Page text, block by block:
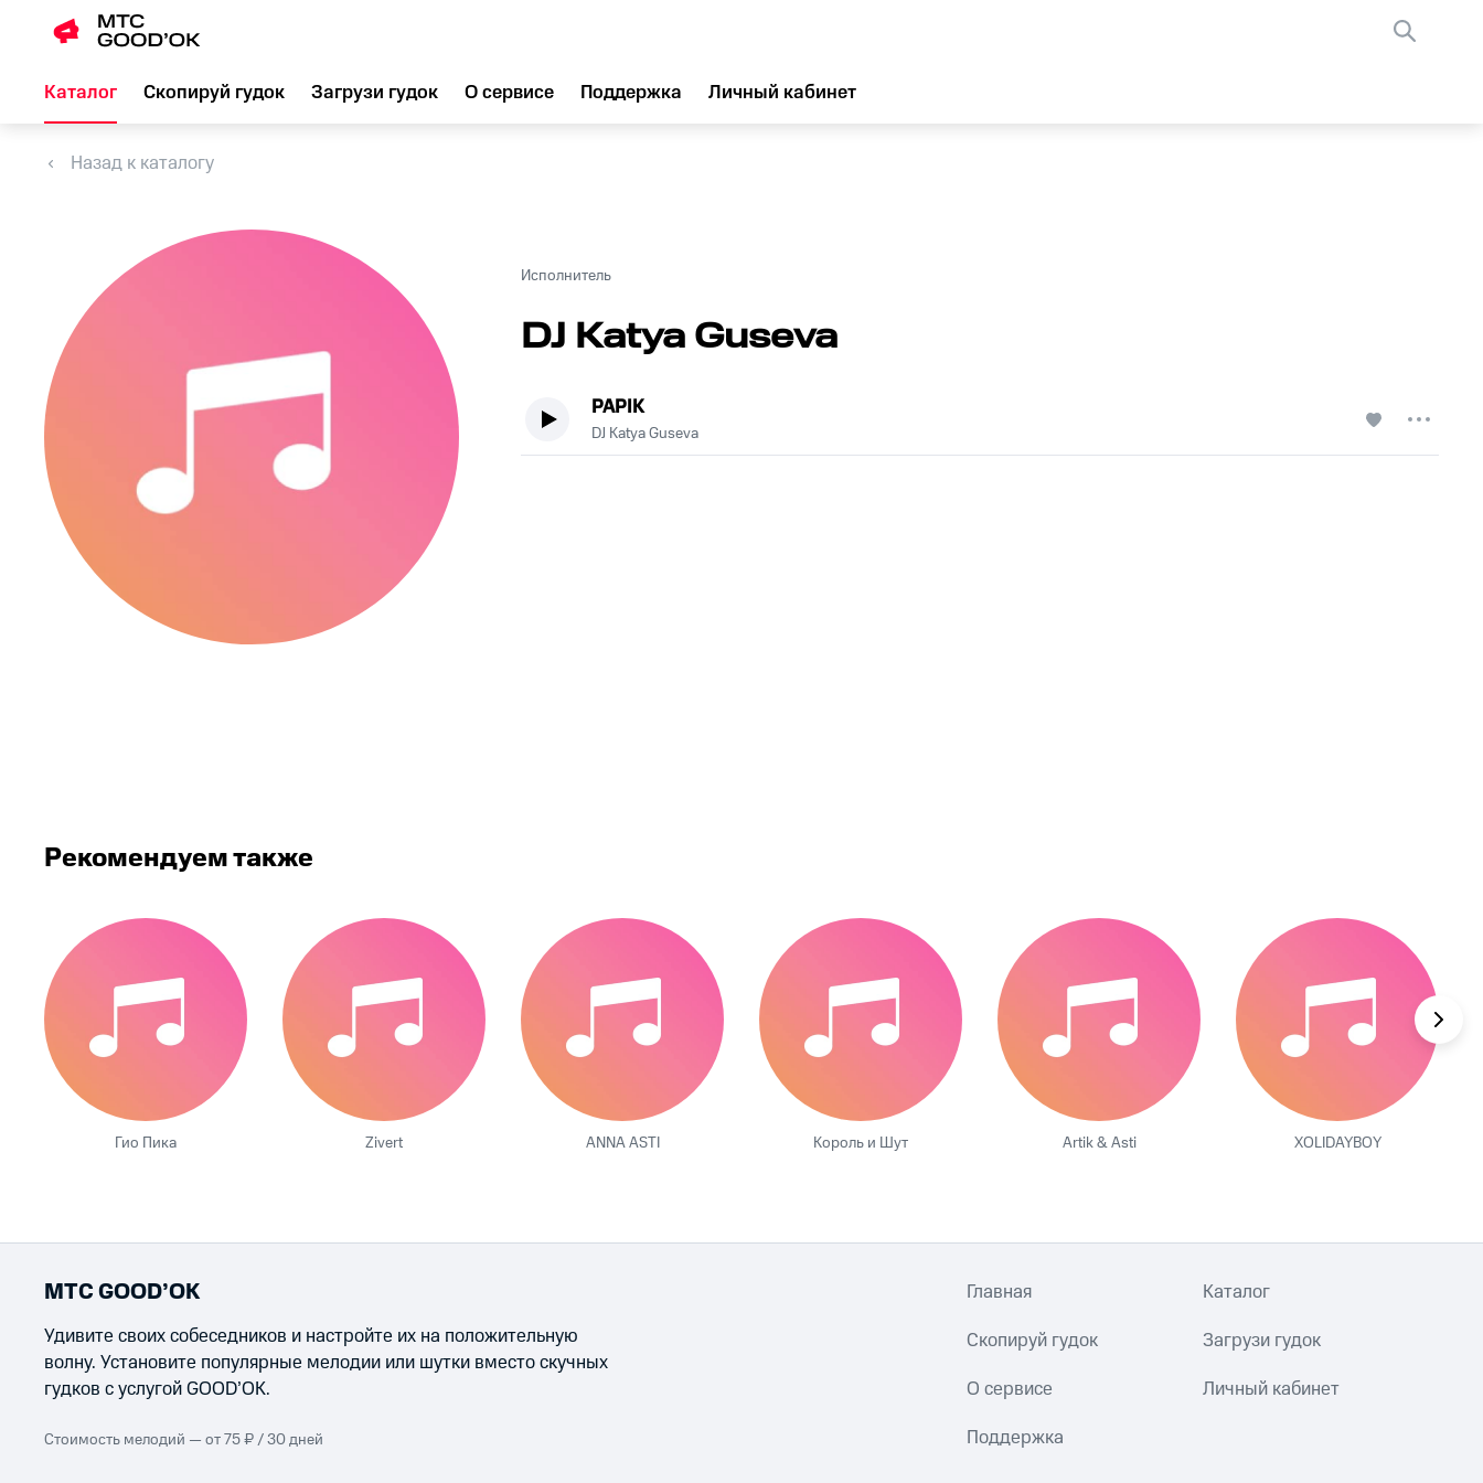
Каталог Скопируй гудок Загрузи гудок О сервисе Поддержка Личный кабинет
Назад к каталогу
Исполнитель
DJ Katya Guseva
PAPIK
DJ Katya Guseva
Рекомендуем также
Гио Пика Zivert ANNA ASTI Король и Шут Artik & Asti XOLIDAYBOY
МТС GOOD’OK
Удивите своих собеседников и настройте их на положительную
волну. Установите популярные мелодии или шутки вместо скучных
гудков с услугой GOOD’OK.
Стоимость мелодий — от 75 ₽ / 30 дней
Главная Каталог
Скопируй гудок Загрузи гудок
О сервисе Личный кабинет
Поддержка